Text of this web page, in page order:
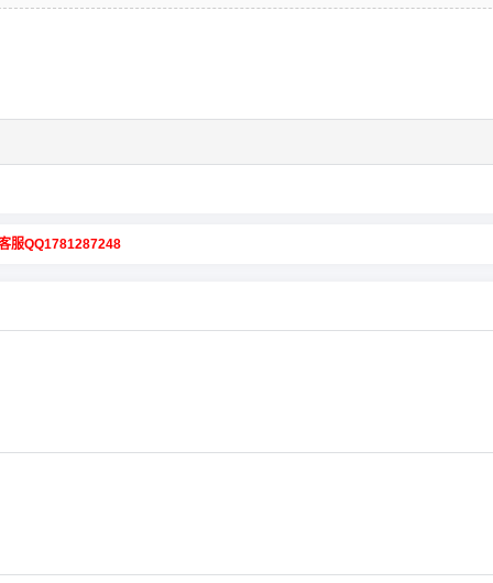
服QQ1781287248